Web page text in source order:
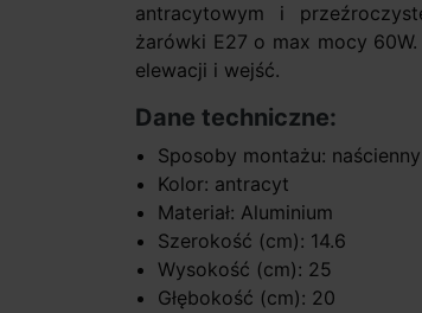
antracytowym i
żarówki E27 o max mocy
elewacji i wejść.
Dane techniczne:
Sposoby montażu: naścienny
Kolor: antracyt
Materiał: Aluminium
Szerokość (cm): 14.6
Wysokość (cm): 25
Głębokość (cm): 20